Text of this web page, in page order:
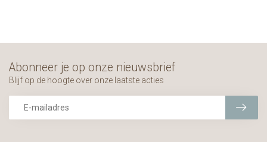
Abonneer je op onze nieuwsbrief
Blijf op de hoogte over onze laatste acties